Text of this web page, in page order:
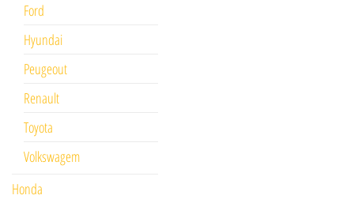
Ford
Hyundai
Peugeout
Renault
Toyota
Volkswagem
Honda